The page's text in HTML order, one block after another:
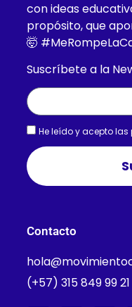
con ideas
propósito, que
🤯
Suscríbete a la
He leído y acepto las
Contacto
(+57) 315 849 99 21